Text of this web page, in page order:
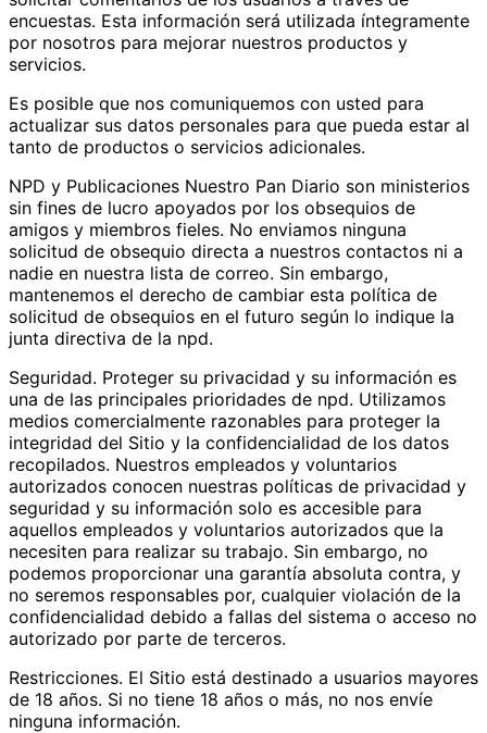
encuestas. Esta información será utilizada íntegramente
por nosotros para mejorar nuestros productos y
servicios.
Es posible que nos comuniquemos con usted para
actualizar sus datos personales para que pueda estar al
tanto de productos o servicios adicionales.
NPD y Publicaciones Nuestro Pan Diario son ministerios
sin fines de lucro apoyados por los obsequios de
amigos y miembros fieles. No enviamos ninguna
solicitud de obsequio directa a nuestros contactos ni a
nadie en nuestra lista de correo. Sin embargo,
mantenemos el derecho de cambiar esta política de
solicitud de obsequios en el futuro según lo indique la
junta directiva de la npd.
Seguridad. Proteger su privacidad y su información es
una de las principales prioridades de npd. Utilizamos
medios comercialmente razonables para proteger la
integridad del Sitio y la confidencialidad de los datos
recopilados. Nuestros empleados y voluntarios
autorizados conocen nuestras políticas de privacidad y
seguridad y su información solo es accesible para
aquellos empleados y voluntarios autorizados que la
necesiten para realizar su trabajo. Sin embargo, no
podemos proporcionar una garantía absoluta contra, y
no seremos responsables por, cualquier violación de la
confidencialidad debido a fallas del sistema o acceso no
autorizado por parte de terceros.
Restricciones. El Sitio está destinado a usuarios mayores
de 18 años. Si no tiene 18 años o más, no nos envíe
ninguna información.